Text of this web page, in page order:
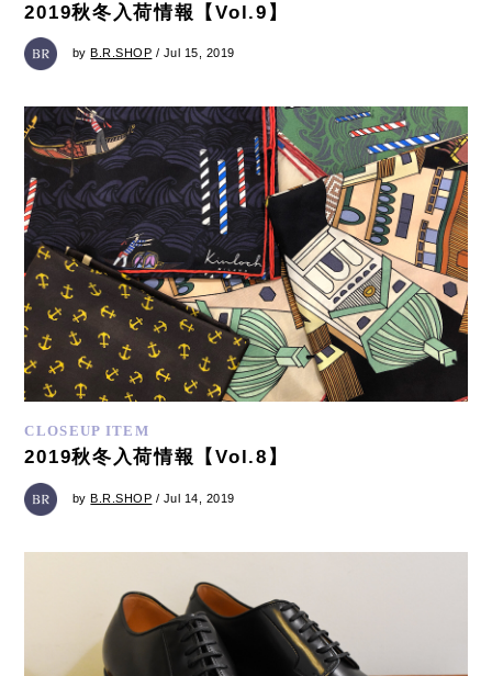
2019秋冬入荷情報【Vol.9】
by B.R.SHOP / Jul 15, 2019
CLOSEUP ITEM
2019秋冬入荷情報【Vol.8】
byB.R.SHOP / Jul 14, 2019